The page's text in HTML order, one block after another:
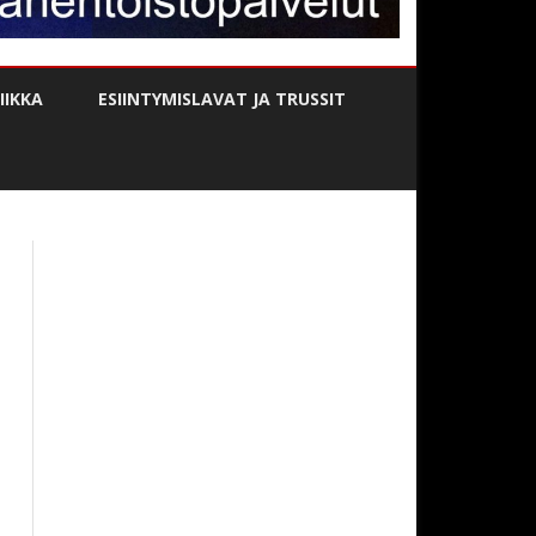
ESIINTYMISLAVAT JA TRUSSIT